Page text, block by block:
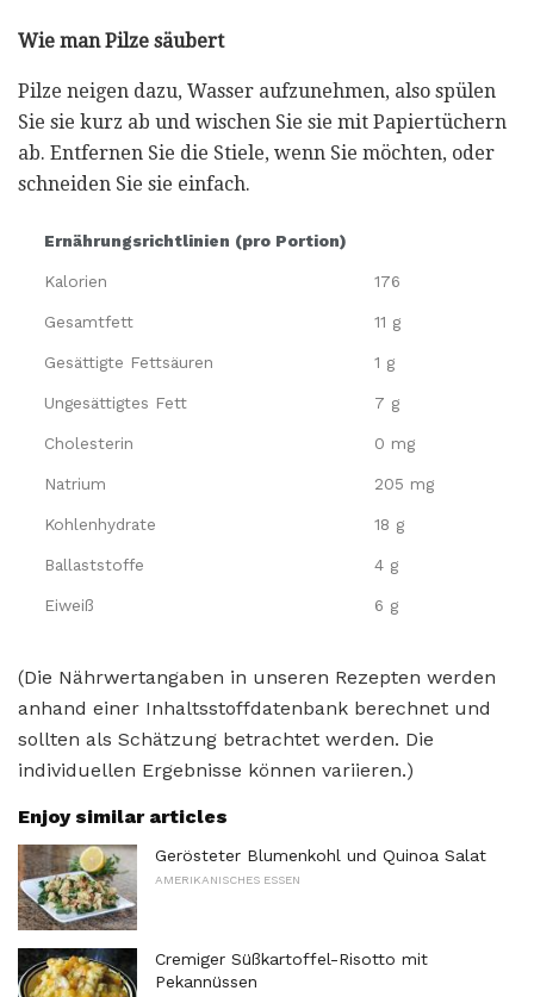
Wie man Pilze säubert
Pilze neigen dazu, Wasser aufzunehmen, also spülen
Sie sie kurz ab und wischen Sie sie mit Papiertüchern
ab. Entfernen Sie die Stiele, wenn Sie möchten, oder
schneiden Sie sie einfach.
Ernährungsrichtlinien (pro Portion)
Kalorien 176
Gesamtfett 11 g
Gesättigte Fettsäuren 1 g
Ungesättigtes Fett 7 g
Cholesterin 0 mg
Natrium 205 mg
Kohlenhydrate 18 g
Ballaststoffe 4 g
Eiweiß 6 g
(Die Nährwertangaben in unseren Rezepten werden
anhand einer Inhaltsstoffdatenbank berechnet und
sollten als Schätzung betrachtet werden. Die
individuellen Ergebnisse können variieren.)
Enjoy similar articles
Gerösteter Blumenkohl und Quinoa Salat
AMERIKANISCHES ESSEN
Cremiger Süßkartoffel-Risotto mit
Pekannüssen